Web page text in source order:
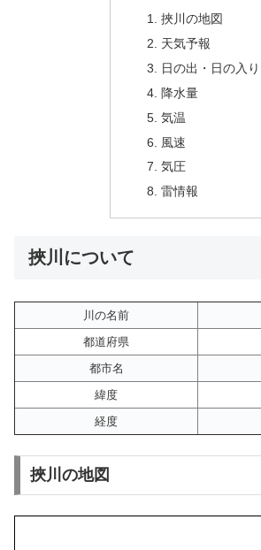
挾川の地図
天気予報
日の出・日の入り
降水量
気温
風速
気圧
雷情報
挾川について
川の名前
都道府県
都市名
緯度
経度
挾川の地図